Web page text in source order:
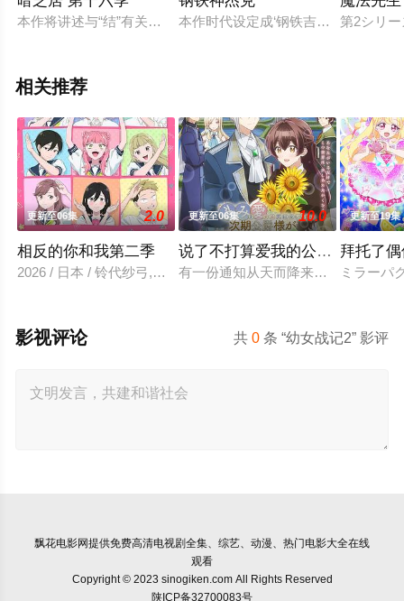
本作将讲述与“结”有关的都市传说。本作时代设定成‘钢铁吉克’的50年后
第2シリ
相关推荐
更新至06集 2.0
相反的你和我第二季
2026 / 日本 / 铃代纱弓,坂田将吾,谷口梦奈,平林瑚夏,岩田安吉,岛
更新至06集 10.0
说了不打算爱我的公爵继承人，
有一份通知从天而降来到没落贵族的
更新至19集
拜托了
ミラーパ
共0 条 “幼女战记2” 影评
影视评论
飘花电影网提供免费高清电视剧全集、综艺、动漫、热门电影大全在线
观看
Copyright © 2023 sinogiken.com All Rights Reserved
陕ICP备32700083号